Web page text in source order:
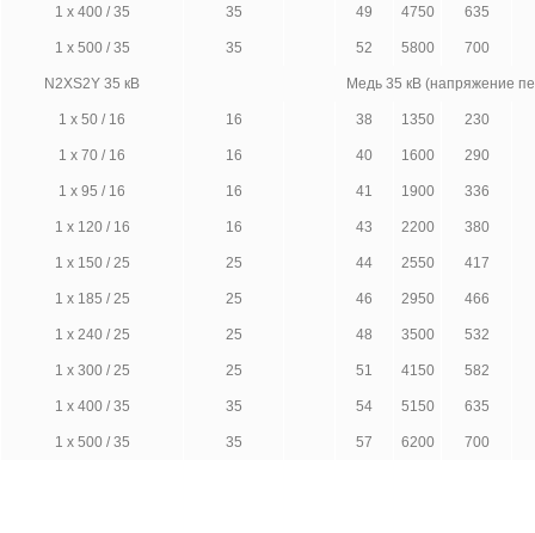
1 x 400 / 35 35 49 4750 635
1 x 500 / 35 35 52 5800 700
N2XS2Y 35 кВ Медь 35 кВ (напряжение
1 x 50 / 16 16 38 1350 230
1 x 70 / 16 16 40 1600 290
1 x 95 / 16 16 41 1900 336
1 x 120 / 16 16 43 2200 380
1 x 150 / 25 25 44 2550 417
1 x 185 / 25 25 46 2950 466
1 x 240 / 25 25 48 3500 532
1 x 300 / 25 25 51 4150 582
1 x 400 / 35 35 54 5150 635
1 x 500 / 35 35 57 6200 700